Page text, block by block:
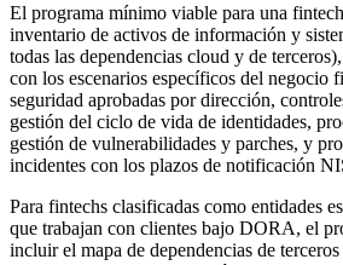
El programa mínimo viable para una
inventario de activos de información y
todas las dependencias cloud y de
con los escenarios específicos del negocio
seguridad aprobadas por dirección,
gestión del ciclo de vida de identidades,
gestión de vulnerabilidades y parches, y
incidentes con los plazos de notificación
Para fintechs clasificadas como entidades
que trabajan con clientes bajo DORA, el
incluir el mapa de dependencias de